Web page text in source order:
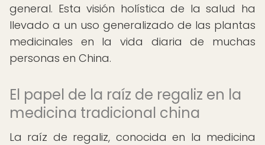
general. Esta visión holística de la salud ha
llevado a un uso generalizado de las plantas
medicinales en la vida diaria de muchas
personas en China.
El papel de la raíz de regaliz en la
medicina tradicional china
La raíz de regaliz, conocida en la medicina